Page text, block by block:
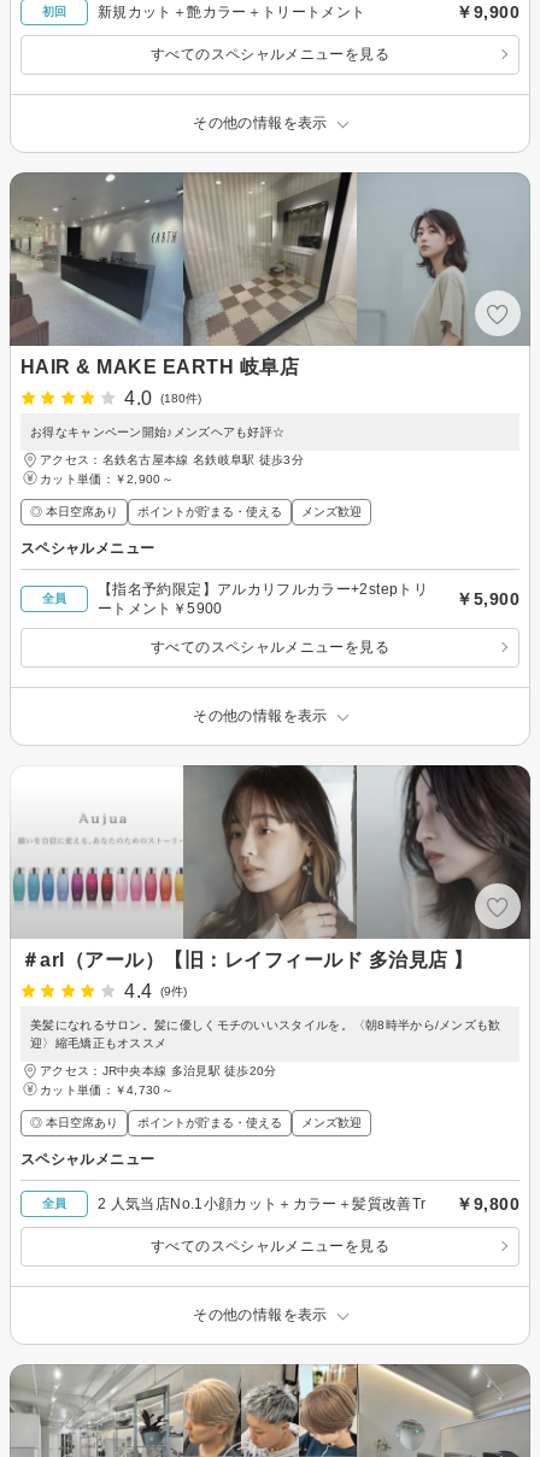
初回 新規カット＋艶カラー＋トリートメント ￥9,900
すべてのスペシャルメニューを見る
その他の情報を表示
HAIR & MAKE EARTH 岐阜店
4.0
(180件)
お得なキャンペーン開始♪メンズヘアも好評☆
アクセス：名鉄名古屋本線 名鉄岐阜駅 徒歩3分
カット単価： ￥2,900～
◎ 本日空席あり ポイントが貯まる・使える メンズ歓迎
スペシャルメニュー
全員
【指名予約限定】アルカリフルカラー+2stepトリ
ートメント￥5900
￥5,900
すべてのスペシャルメニューを見る
その他の情報を表示
＃arl（アール）【旧：レイフィールド 多治見店 】
4.4
(9件)
美髪になれるサロン。髪に優しくモチのいいスタイルを。〈朝8時半から/メンズも歓
迎〉縮毛矯正もオススメ
アクセス：JR中央本線 多治見駅 徒歩20分
カット単価： ￥4,730～
◎ 本日空席あり ポイントが貯まる・使える メンズ歓迎
スペシャルメニュー
全員 2 人気当店No.1小顔カット＋カラー＋髪質改善Tr ￥9,800
すべてのスペシャルメニューを見る
その他の情報を表示